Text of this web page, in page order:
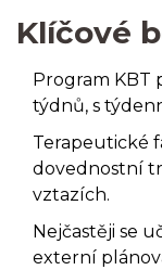
Klíčové
Program KBT
týdnů, s
Terapeutické
dovednostní
vztazích.
Nejčastěji se
externí